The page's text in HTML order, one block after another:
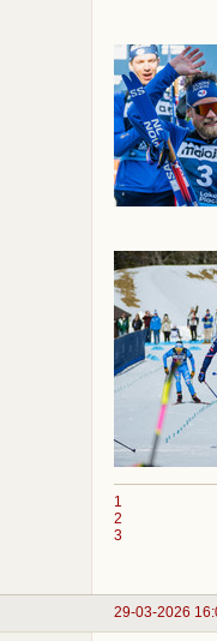
1
2
3
29-03-2026